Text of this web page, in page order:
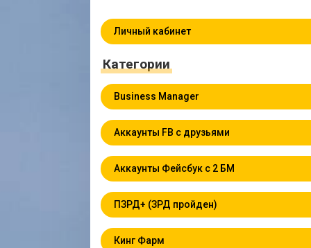
Личный кабинет
Категории
Business Manager
Аккаунты FB с друзьями
Аккаунты Фейсбук с 2 БМ
ПЗРД+ (ЗРД пройден)
Кинг Фарм